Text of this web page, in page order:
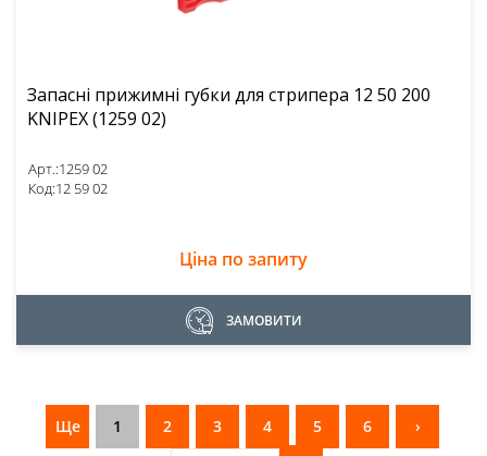
Запасні прижимні губки для стрипера 12 50 200
KNIPEX (1259 02)
Арт.:1259 02
Код:12 59 02
Ціна по запиту
ЗАМОВИТИ
Ще 1 2 3 4 5 6 ›